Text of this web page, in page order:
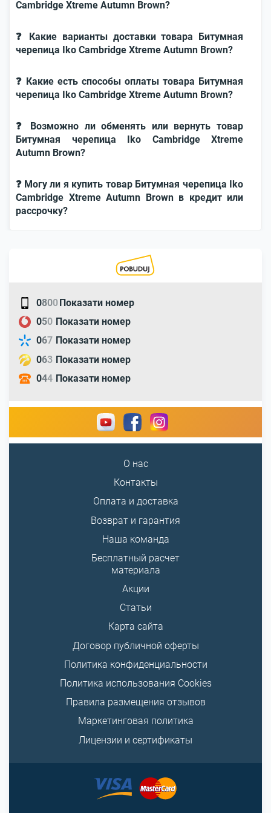
Cambridge Xtreme Autumn Brown?
❓ Какие варианты доставки товара Битумная
черепица Iko Cambridge Xtreme Autumn Brown?
❓ Какие есть способы оплаты товара Битумная
черепица Iko Cambridge Xtreme Autumn Brown?
❓ Возможно ли обменять или вернуть товар
Битумная черепица Iko Cambridge Xtreme
Autumn Brown?
❓ Могу ли я купить товар Битумная черепица Iko
Cambridge Xtreme Autumn Brown в кредит или
рассрочку?
0800Показати номер
050 Показати номер
067 Показати номер
063 Показати номер
044 Показати номер
О нас
Контакты
Оплата и доставка
Возврат и гарантия
Наша команда
Бесплатный расчет
материала
Акции
Статьи
Карта сайта
Договор публичной оферты
Политика конфиденциальности
Политика использования Cookies
Правила размещения отзывов
Маркетинговая политика
Лицензии и сертификаты